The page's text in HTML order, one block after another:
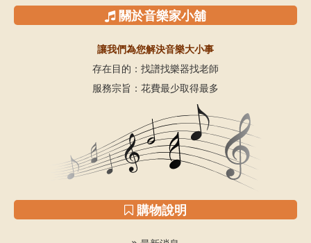
關於音樂家小舖
讓我們為您解決音樂大小事
存在目的：找譜找樂器找老師
服務宗旨：花費最少取得最多
購物說明